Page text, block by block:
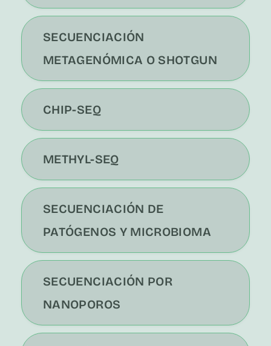
SECUENCIACIÓN
METAGENÓMICA O SHOTGUN
CHIP-SEQ
METHYL-SEQ
SECUENCIACIÓN DE
PATÓGENOS Y MICROBIOMA
SECUENCIACIÓN POR
NANOPOROS